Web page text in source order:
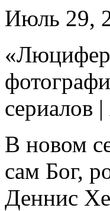
Июль 29,
сериалов
В новом
сам Бог,
Деннис